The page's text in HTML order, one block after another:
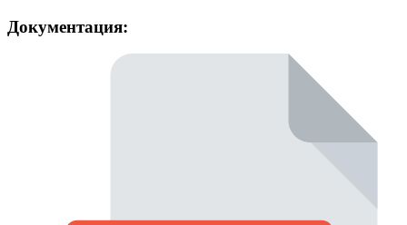
Документация: